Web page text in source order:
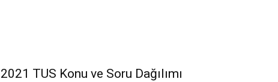
2021 TUS Konu ve Soru Dağılımı